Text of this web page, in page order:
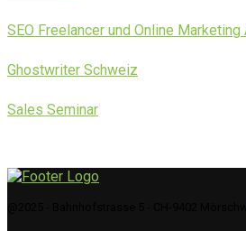
SEO Freelancer und Online Marketing
Ghostwriter Schweiz
Sales Seminar